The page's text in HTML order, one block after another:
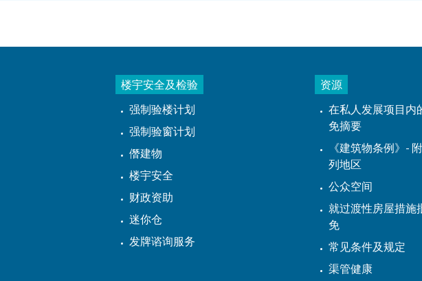
楼宇安全及检验
强制验楼计划
强制验窗计划
僭建物
楼宇安全
财政资助
迷你仓
发牌谘询服务
资源
在私人发展项目内
免摘要
《建筑物条例》-
列地区
公众空间
就过渡性房屋措施
免
常见条件及规定
渠管健康